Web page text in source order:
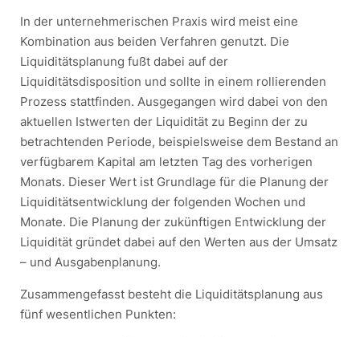
In der unternehmerischen Praxis wird meist eine
Kombination aus beiden Verfahren genutzt. Die
Liquiditätsplanung fußt dabei auf der
Liquiditätsdisposition und sollte in einem rollierenden
Prozess stattfinden. Ausgegangen wird dabei von den
aktuellen Istwerten der Liquidität zu Beginn der zu
betrachtenden Periode, beispielsweise dem Bestand an
verfügbarem Kapital am letzten Tag des vorherigen
Monats. Dieser Wert ist Grundlage für die Planung der
Liquiditätsentwicklung der folgenden Wochen und
Monate. Die Planung der zukünftigen Entwicklung der
Liquidität gründet dabei auf den Werten aus der Umsatz
– und Ausgabenplanung.
Zusammengefasst besteht die Liquiditätsplanung aus
fünf wesentlichen Punkten: